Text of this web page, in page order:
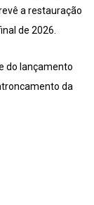
a restauração
de 2026.
do lançamento
da